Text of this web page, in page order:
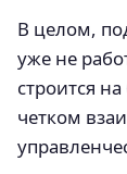
В целом,
уже не
строится
четком